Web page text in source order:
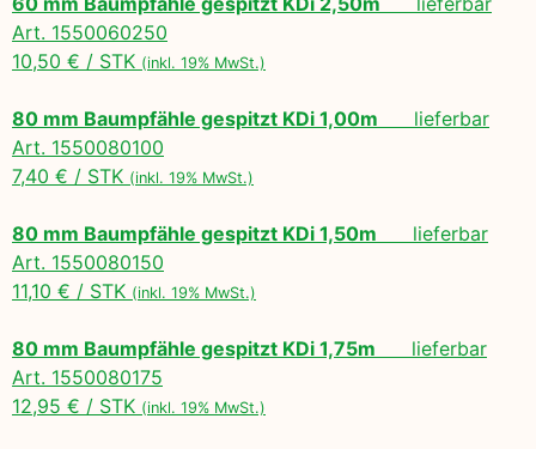
Art. 1550060250
10,50 € / STK (inkl. 19% MwSt.)
80 mm Baumpfähle gespitzt KDi 1,00m lieferbar
Art. 1550080100
7,40 € / STK (inkl. 19% MwSt.)
80 mm Baumpfähle gespitzt KDi 1,50m lieferbar
Art. 1550080150
11,10 € / STK (inkl. 19% MwSt.)
80 mm Baumpfähle gespitzt KDi 1,75m lieferbar
Art. 1550080175
12,95 € / STK (inkl. 19% MwSt.)